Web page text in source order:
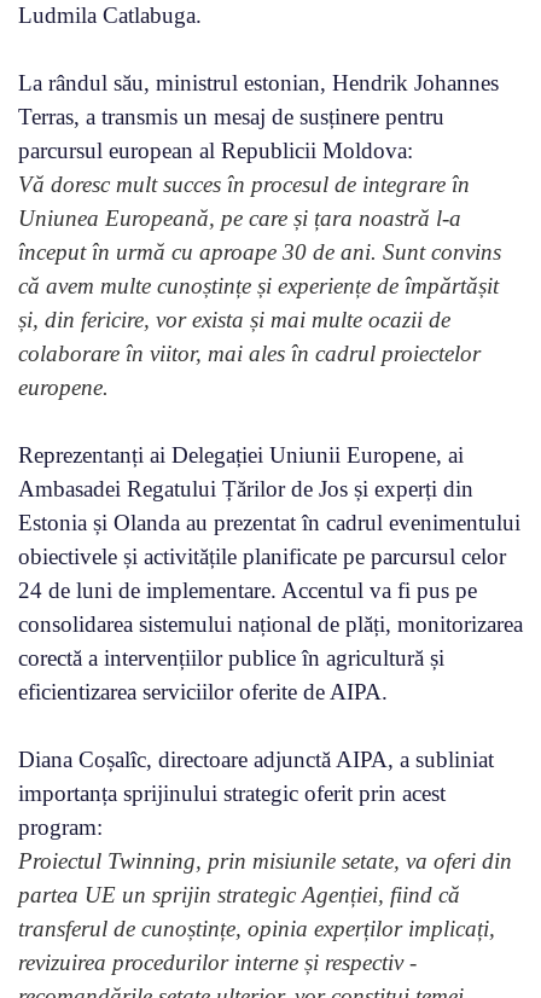
Ludmila Catlabuga.
La rândul său, ministrul estonian, Hendrik Johannes
Terras, a transmis un mesaj de susținere pentru
parcursul european al Republicii Moldova:
Vă doresc mult succes în procesul de integrare în
Uniunea Europeană, pe care și țara noastră l-a
început în urmă cu aproape 30 de ani. Sunt convins
că avem multe cunoștințe și experiențe de împărtășit
și, din fericire, vor exista și mai multe ocazii de
colaborare în viitor, mai ales în cadrul proiectelor
europene.
Reprezentanți ai Delegației Uniunii Europene, ai
Ambasadei Regatului Țărilor de Jos și experți din
Estonia și Olanda au prezentat în cadrul evenimentului
obiectivele și activitățile planificate pe parcursul celor
24 de luni de implementare. Accentul va fi pus pe
consolidarea sistemului național de plăți, monitorizarea
corectă a intervențiilor publice în agricultură și
eficientizarea serviciilor oferite de AIPA.
Diana Coșalîc, directoare adjunctă AIPA, a subliniat
importanța sprijinului strategic oferit prin acest
program:
Proiectul Twinning, prin misiunile setate, va oferi din
partea UE un sprijin strategic Agenției, fiind că
transferul de cunoștințe, opinia experților implicați,
revizuirea procedurilor interne și respectiv -